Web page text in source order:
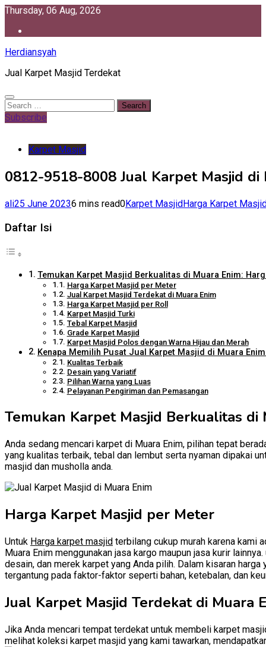
Skip
content
Thursday, 06 Aug, 2026
Herdiansyah
Jual Karpet Masjid Terdekat
Search
for:
Subscribe
Karpet Masjid
0812-9518-8008 Jual Karpet Masjid di
ali25 June 20236 mins read0Karpet MasjidHarga Karpet
Daftar Isi
Temukan Karpet Masjid Berkualitas di Muara Enim:
Harga Karpet Masjid per Meter
Jual Karpet Masjid Terdekat di Muara Enim
Harga Karpet Masjid per Roll
Karpet Masjid Turki
Tebal Karpet Masjid
Grade Karpet Masjid
Karpet Masjid Polos dengan Warna Hijau dan Merah
Kenapa Memilih Pusat Jual Karpet Masjid di Muara
Kualitas Terbaik
Desain yang Variatif
Pilihan Warna yang Luas
Pelayanan Pengiriman dan Pemasangan
Temukan Karpet Masjid Berkualitas di
Anda sedang mencari karpet di Muara Enim, pilihan tepat
yang kualitas terbaik, tebal dan lembut serta nyaman dipakai
masjid dan musholla anda.
Harga Karpet Masjid per Meter
Untuk Harga karpet masjid terbilang cukup murah karena kami
Muara Enim menggunakan jasa kargo maupun jasa kurir
desain, dan merek karpet yang Anda pilih. Dalam kisaran
tergantung pada faktor-faktor seperti bahan, ketebalan, dan
Jual Karpet Masjid Terdekat di Muara
Jika Anda mencari tempat terdekat untuk membeli karpet
melihat koleksi karpet masjid yang kami tawarkan,